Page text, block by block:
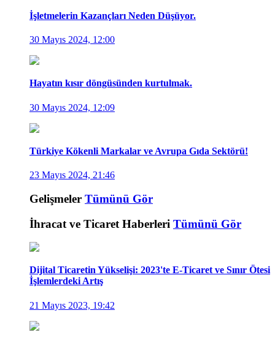
İşletmelerin Kazançları Neden Düşüyor.
30 Mayıs 2024, 12:00
Hayatın kısır döngüsünden kurtulmak.
30 Mayıs 2024, 12:09
Türkiye Kökenli Markalar ve Avrupa Gıda Sektörü!
23 Mayıs 2024, 21:46
Gelişmeler Tümünü Gör
İhracat ve Ticaret Haberleri Tümünü Gör
Dijital Ticaretin Yükselişi: 2023'te E-Ticaret ve Sınır Ötesi
İşlemlerdeki Artış
21 Mayıs 2023, 19:42